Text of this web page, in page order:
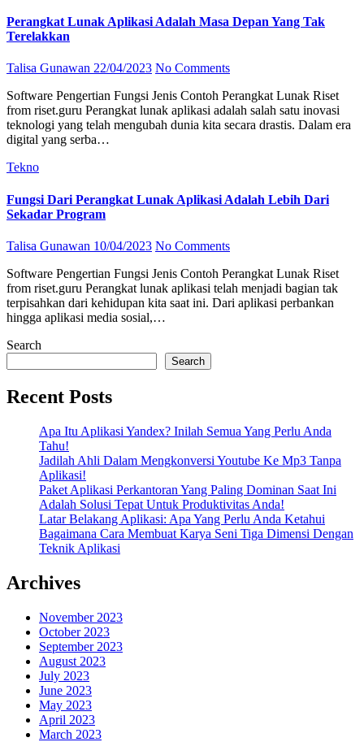
Perangkat Lunak Aplikasi Adalah Masa Depan Yang Tak
Terelakkan
Talisa Gunawan 22/04/2023 No Comments
Software Pengertian Fungsi Jenis Contoh Perangkat Lunak Riset
from riset.guru Perangkat lunak aplikasi adalah salah satu inovasi
teknologi yang telah mengubah dunia kita secara drastis. Dalam era
digital yang serba…
Tekno
Fungsi Dari Perangkat Lunak Aplikasi Adalah Lebih Dari
Sekadar Program
Talisa Gunawan 10/04/2023 No Comments
Software Pengertian Fungsi Jenis Contoh Perangkat Lunak Riset
from riset.guru Perangkat lunak aplikasi telah menjadi bagian tak
terpisahkan dari kehidupan kita saat ini. Dari aplikasi perbankan
hingga aplikasi media sosial,…
Search
Search
Recent Posts
Apa Itu Aplikasi Yandex? Inilah Semua Yang Perlu Anda
Tahu!
Jadilah Ahli Dalam Mengkonversi Youtube Ke Mp3 Tanpa
Aplikasi!
Paket Aplikasi Perkantoran Yang Paling Dominan Saat Ini
Adalah Solusi Tepat Untuk Produktivitas Anda!
Latar Belakang Aplikasi: Apa Yang Perlu Anda Ketahui
Bagaimana Cara Membuat Karya Seni Tiga Dimensi Dengan
Teknik Aplikasi
Archives
November 2023
October 2023
September 2023
August 2023
July 2023
June 2023
May 2023
April 2023
March 2023